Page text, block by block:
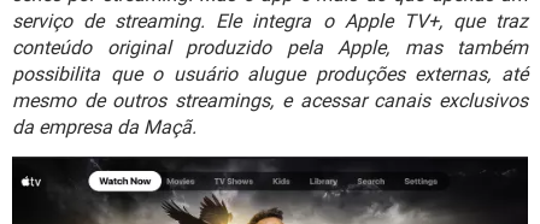
GUIA DE COMPRAS
serviço de streaming. Ele integra o Apple TV+, que traz
conteúdo original produzido pela Apple, mas também
possibilita que o usuário alugue produções externas, até
mesmo de outros streamings, e acessar canais exclusivos
da empresa da Maçã.